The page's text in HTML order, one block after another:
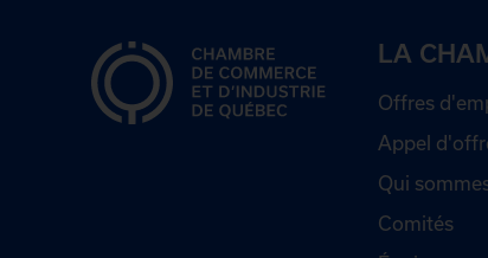
LA
Offres
Appel
Qui
Comités